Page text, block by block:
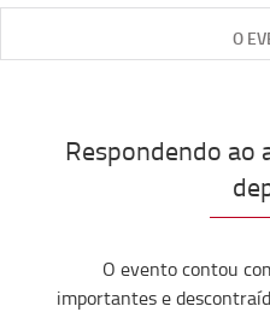
O
Respondendo ao
O eventocontou
importantes e descontraí